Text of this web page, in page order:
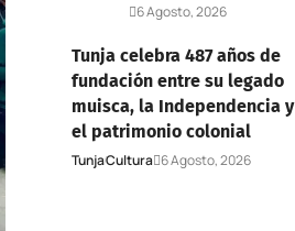
6 Agosto, 2026
Tunja celebra 487 años de
fundación entre su legado
muisca, la Independencia y
el patrimonio colonial
TunjaCultura 6 Agosto, 2026